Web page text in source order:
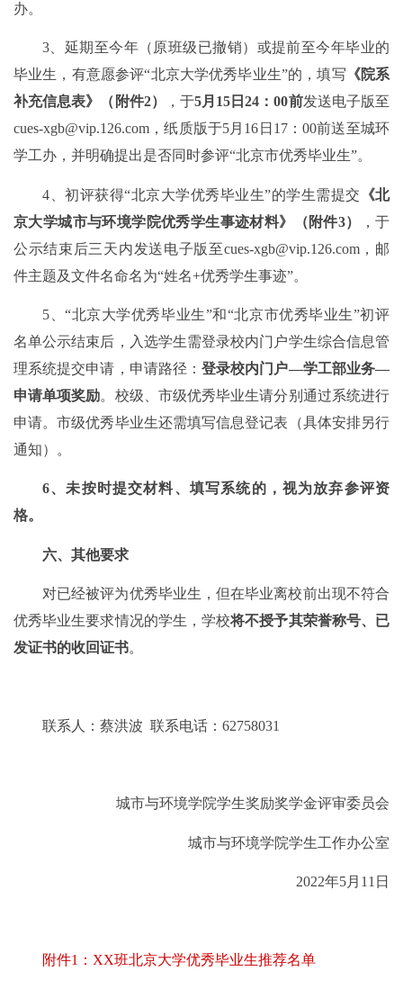
办。
3、延期至今年（原班级已撤销）或提前至今年毕业的
毕业生，有意愿参评“北京大学优秀毕业生”的，填写 《院系
补充信息表》（附件2）
，于5月 15 日24：00前发送电子版至
cues-xgb@vip.126.com，纸质版于5月 16 日17：00前送至城环
学工办，并明确提出是否同时参评“北京市优秀毕业生”。
4、初评获得“北京大学优秀毕业生”的学生需提交 《北
京大学城市与环境学院优秀学生事迹材料》（附件3）
，于
公示结束后三天内发送电子版至cues-xgb@vip.126.com，邮
件主题及文件名命名为“姓名+优秀学生事迹”。
5、“北京大学优秀毕业生”和“北京市优秀毕业生”初评
名单公示结束后，入选学生需登录校内门户学生综合信息管
理系统提交申请，申请路径：登录校内门户—学工部业务—
申请单项奖励。校级、市级优秀毕业生请分别通过系统进行
申请。市级优秀毕业生还需填写信息登记表（具体安排另行
通知）。
6、未按时提交材料、填写系统的，视为放弃参评资
格。
六、其他要求
对已经被评为优秀毕业生，但在毕业离校前出现不符合
优秀毕业生要求情况的学生，学校将不授予其荣誉称号、已
发证书的收回证书。
联系人：蔡洪波 联系电话：62758031
城市与环境学院学生奖励奖学金评审委员会
城市与环境学院学生工作办公室
2022年5月11 日
附件1：XX班北京大学优秀毕业生推荐名单